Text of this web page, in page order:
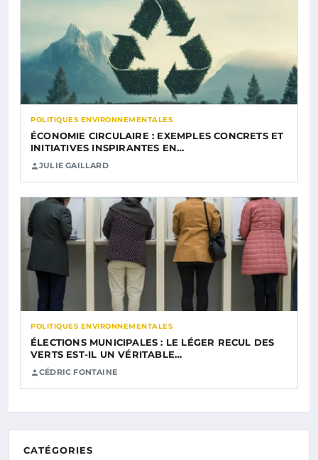
POLITIQUES ENVIRONNEMENTALES
ÉCONOMIE CIRCULAIRE : EXEMPLES CONCRETS ET
INITIATIVES INSPIRANTES EN…
JULIE GAILLARD
POLITIQUES ENVIRONNEMENTALES
ÉLECTIONS MUNICIPALES : LE LÉGER RECUL DES
VERTS EST-IL UN VÉRITABLE…
CÉDRIC FONTAINE
CATÉGORIES